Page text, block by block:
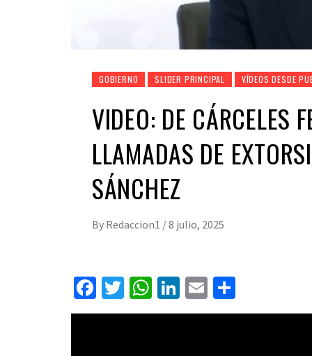
GOBIERNO SLIDER PRINCIPAL VÍDEOS DESDE
VIDEO: DE CÁRCELES
LLAMADAS DE
SÁNCHEZ
By Redaccion1 /8 julio, 2025
Facebook
Twitter
WhatsApp
LinkedIn
Email